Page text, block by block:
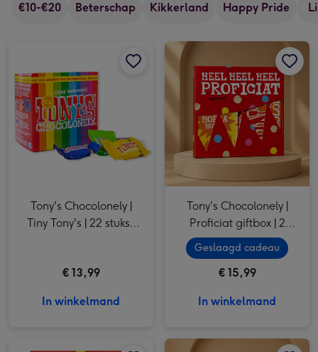
€10-€20 Beterschap Kikkerland Happy Pride
Tony's Chocolonely | Tiny Tony's | 22 stuks | 200g afbeelding 2
Tony's Chocolonely |
Tiny Tony's | 22 stuks |
€ 13,99
In winkelmand
Tony's Chocolonely |
Proficiat giftbox | 2
repen
Geslaagd cadeau
€ 15,99
In winkelmand
Tony's Chocolonely | Proeverijtje | 3 repen afbeelding 2